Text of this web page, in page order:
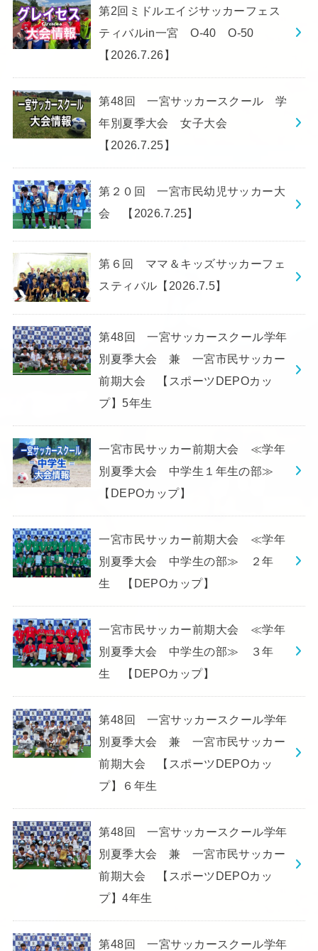
第2回ミドルエイジサッカーフェス
ティバルin一宮 O-40 O-50
【2026.7.26】
第48回 一宮サッカースクール 学
年別夏季大会 女子大会
【2026.7.25】
第２０回 一宮市民幼児サッカー大
会 【2026.7.25】
第６回 ママ＆キッズサッカーフェ
スティバル【2026.7.5】
第48回 一宮サッカースクール学年
別夏季大会 兼 一宮市民サッカー
前期大会 【スポーツDEPOカッ
プ】5年生
一宮市民サッカー前期大会 ≪学年
別夏季大会 中学生１年生の部≫
【DEPOカップ】
一宮市民サッカー前期大会 ≪学年
別夏季大会 中学生の部≫ ２年
生 【DEPOカップ】
一宮市民サッカー前期大会 ≪学年
別夏季大会 中学生の部≫ ３年
生 【DEPOカップ】
第48回 一宮サッカースクール学年
別夏季大会 兼 一宮市民サッカー
前期大会 【スポーツDEPOカッ
プ】６年生
第48回 一宮サッカースクール学年
別夏季大会 兼 一宮市民サッカー
前期大会 【スポーツDEPOカッ
プ】4年生
第48回 一宮サッカースクール学年